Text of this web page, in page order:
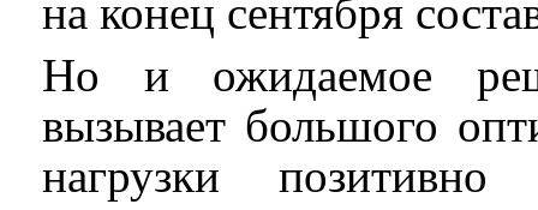
Но и ожидаемое
вызывает большого
нагрузки